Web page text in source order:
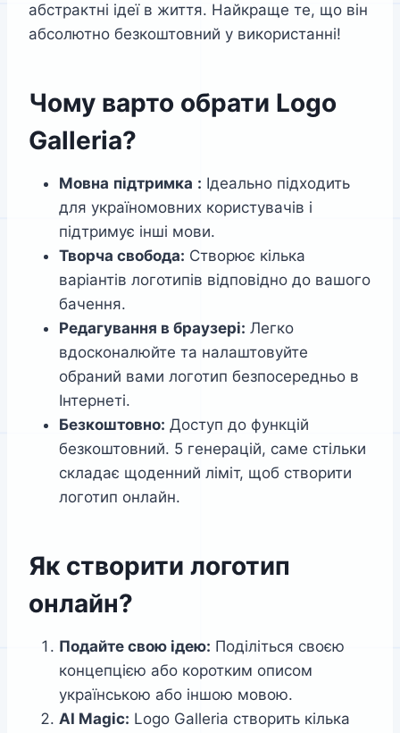
абстрактні ідеї в життя. Найкраще те, що він
абсолютно безкоштовний у використанні!
Чому варто обрати Logo
Galleria?
Мовна підтримка : Ідеально підходить
для україномовних користувачів і
підтримує інші мови.
Творча свобода: Створює кілька
варіантів логотипів відповідно до вашого
бачення.
Редагування в браузері: Легко
вдосконалюйте та налаштовуйте
обраний вами логотип безпосередньо в
Інтернеті.
Безкоштовно: Доступ до функцій
безкоштовний. 5 генерацій, саме стільки
складає щоденний ліміт, щоб створити
логотип онлайн.
Як створити логотип
онлайн?
Подайте свою ідею: Поділіться своєю
концепцією або коротким описом
українською або іншою мовою.
AI Magic: Logo Galleria створить кілька